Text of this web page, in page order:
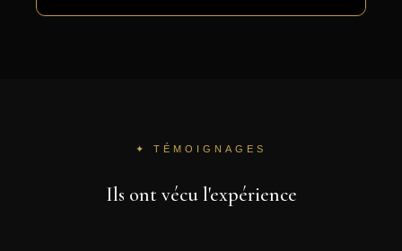
✦ TÉMOIGNAGES
Ils ont vécu l'expérience